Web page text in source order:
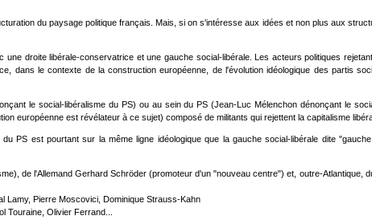
du paysage politique français. Mais, si on s'intéresse aux idées et non plus aux
droite libérale-conservatrice et une gauche social-libérale. Les acteurs politiques
dans le contexte de la construction européenne, de l'évolution idéologique des partis
le social-libéralisme du PS) ou au sein du PS (Jean-Luc Mélenchon dénonçant le
européenne est révélateur à ce sujet) composé de militants qui rejettent la capitalisme
PS est pourtant sur la même ligne idéologique que la gauche social-libérale dite
de l'Allemand Gerhard Schröder (promoteur d'un "nouveau centre") et, outre-Atlantique,
Lamy, Pierre Moscovici, Dominique Strauss-Kahn
Touraine, Olivier Ferrand...